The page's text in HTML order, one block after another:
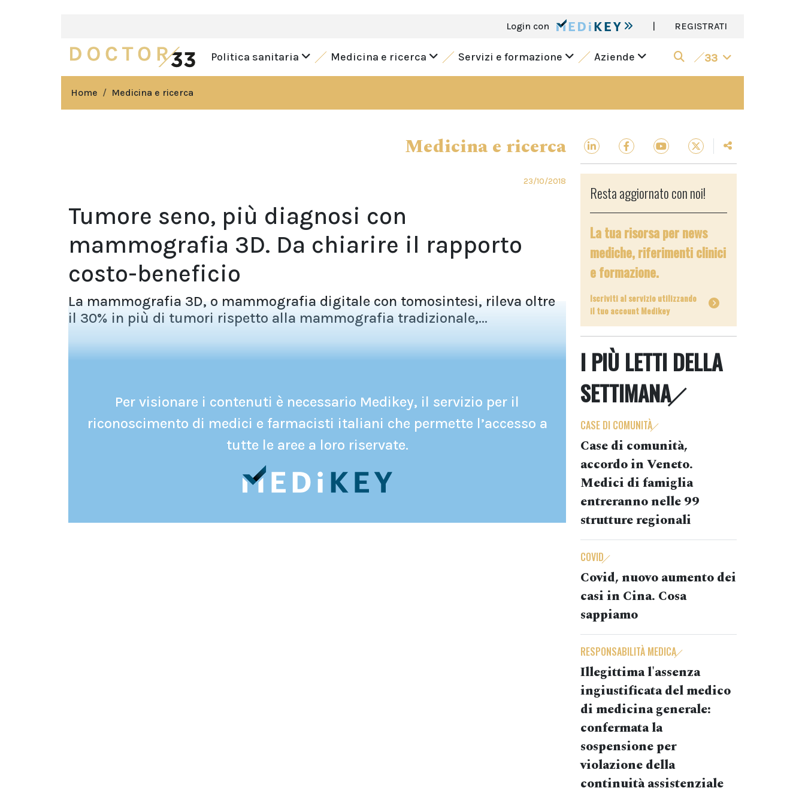
Login con | REGISTRATI
Politica sanitaria Medicina e ricerca Servizi e formazione Aziende 33
Home Medicina e ricerca
Medicina e ricerca
23/10/2018
Tumore seno, più diagnosi con
mammografia 3D. Da chiarire il rapporto
costo-beneficio
La mammografia 3D, o mammografia digitale con tomosintesi, rileva oltre
il 30% in più di tumori rispetto alla mammografia tradizionale,...
Per visionare i contenuti è necessario Medikey, il servizio per il
riconoscimento di medici e farmacisti italiani che permette l’accesso a
tutte le aree a loro riservate.
Resta aggiornato con noi!
La tua risorsa per news
mediche, riferimenti clinici
e formazione.
Iscriviti al servizio utilizzando
il tuo account Medikey
I PIÙ LETTI DELLA
SETTIMANA
CASE DI COMUNITÀ
Case di comunità,
accordo in Veneto.
Medici di famiglia
entreranno nelle 99
strutture regionali
COVID
Covid, nuovo aumento dei
casi in Cina. Cosa
sappiamo
RESPONSABILITÀ MEDICA
Illegittima l'assenza
ingiustificata del medico
di medicina generale:
confermata la
sospensione per
violazione della
continuità assistenziale